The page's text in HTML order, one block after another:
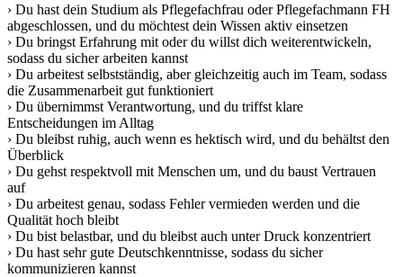
› Du hast dein Studium als Pflegefachfrau oder Pflegefachmann FH
abgeschlossen, und du möchtest dein Wissen aktiv einsetzen
› Du bringst Erfahrung mit oder du willst dich weiterentwickeln,
sodass du sicher arbeiten kannst
› Du arbeitest selbstständig, aber gleichzeitig auch im Team, sodass
die Zusammenarbeit gut funktioniert
› Du übernimmst Verantwortung, und du triffst klare
Entscheidungen im Alltag
› Du bleibst ruhig, auch wenn es hektisch wird, und du behältst den
Überblick
› Du gehst respektvoll mit Menschen um, und du baust Vertrauen
auf
› Du arbeitest genau, sodass Fehler vermieden werden und die
Qualität hoch bleibt
› Du bist belastbar, und du bleibst auch unter Druck konzentriert
› Du hast sehr gute Deutschkenntnisse, sodass du sicher
kommunizieren kannst